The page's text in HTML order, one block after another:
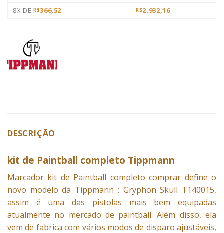
8X DE R$366,52 R$2.932,16
DESCRIÇÃO
kit de Paintball completo Tippmann
Marcador kit de Paintball completo comprar define o
novo modelo da Tippmann : Gryphon Skull T140015,
assim é uma das pistolas mais bem equipadas
atualmente no mercado de paintball. Além disso, ela
vem de fabrica com vários modos de disparo ajustáveis,